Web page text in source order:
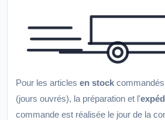
Pour les articles en stock
(jours ouvrés), la préparation et l'
commande est réalisée le jour de la